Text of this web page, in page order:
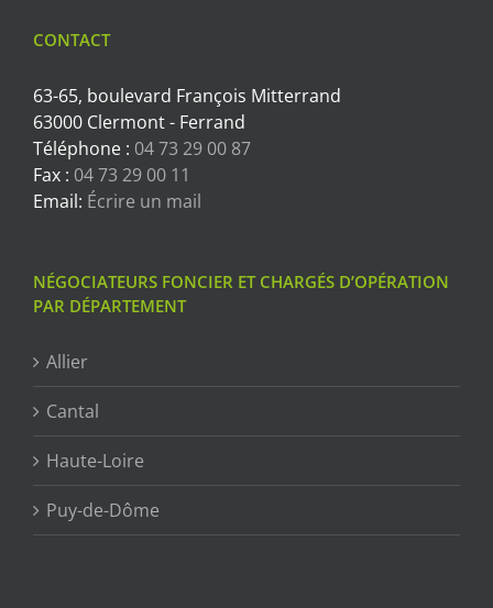
CONTACT
63-65, boulevard François Mitterrand
63000 Clermont - Ferrand
Téléphone : 04 73 29 00 87
Fax : 04 73 29 00 11
Email: Écrire un mail
NÉGOCIATEURS FONCIER ET CHARGÉS D’OPÉRATION
PAR DÉPARTEMENT
Allier
Cantal
Haute-Loire
Puy-de-Dôme